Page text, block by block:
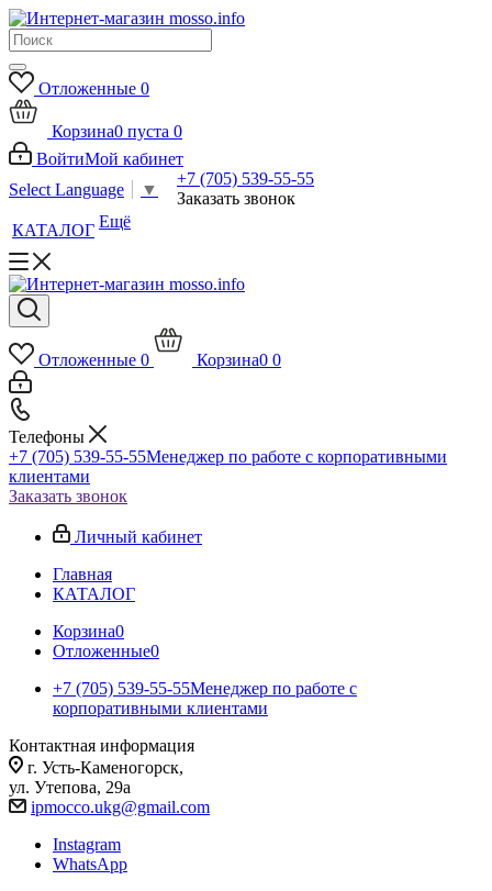
Отложенные 0
Корзина0 пуста 0
ВойтиМой кабинет
Select Language
▼
+7 (705) 539-55-55
Заказать звонок
КАТАЛОГ Ещё
Отложенные 0 Корзина0 0
Телефоны
+7 (705) 539-55-55Менеджер по работе с корпоративными
клиентами
Заказать звонок
Личный кабинет
Главная
КАТАЛОГ
Корзина0
Отложенные0
+7 (705) 539-55-55Менеджер по работе с
корпоративными клиентами
Контактная информация
г. Усть-Каменогорск,
ул. Утепова, 29а
ipmocco.ukg@gmail.com
Instagram
WhatsApp